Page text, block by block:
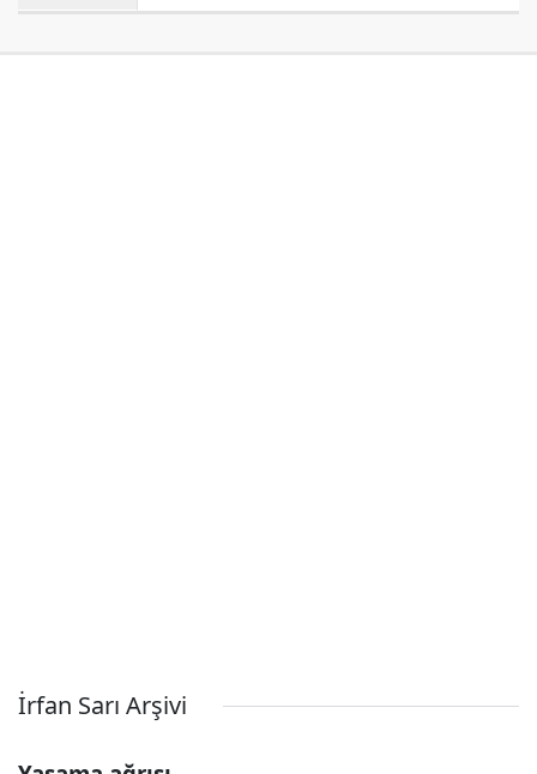
İrfan Sarı Arşivi